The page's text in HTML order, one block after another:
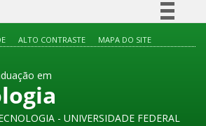
Legislação
ALTO CONTRASTE MAPA DO SITE
em
- UNIVERSIDADE FEDERAL